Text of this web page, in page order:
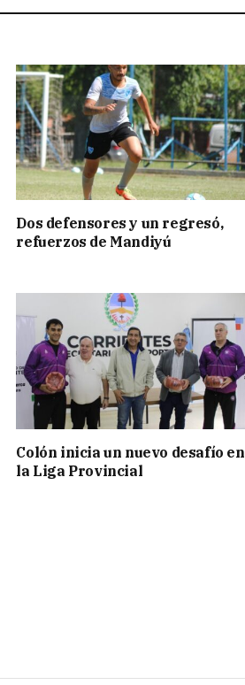
Dos defensores y un regresó,
refuerzos de Mandiyú
Colón inicia un nuevo desafío en
la Liga Provincial